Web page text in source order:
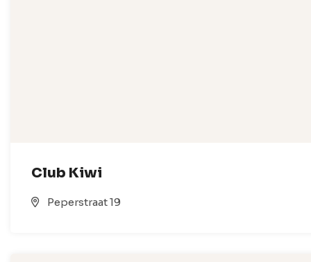
Club Kiwi
Peperstraat 19